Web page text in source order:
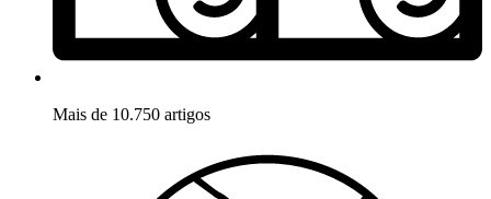
Mais de 10.750 artigos